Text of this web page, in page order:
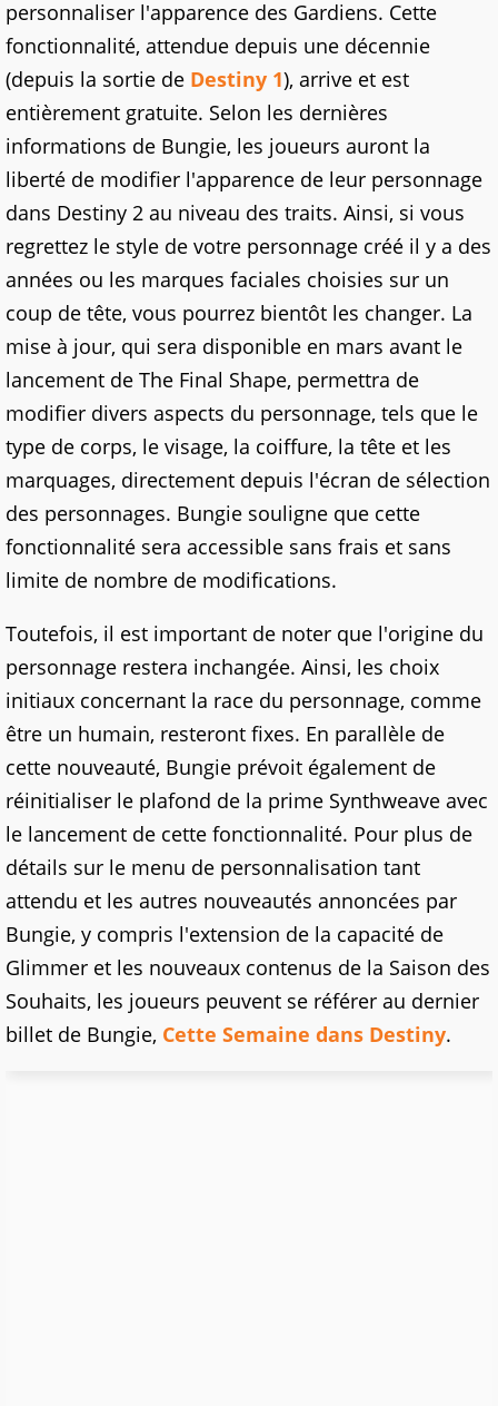
personnaliser l'apparence des Gardiens. Cette
fonctionnalité, attendue depuis une décennie
(depuis la sortie de Destiny 1), arrive et est
entièrement gratuite. Selon les dernières
informations de Bungie, les joueurs auront la
liberté de modifier l'apparence de leur personnage
dans Destiny 2 au niveau des traits. Ainsi, si vous
regrettez le style de votre personnage créé il y a des
années ou les marques faciales choisies sur un
coup de tête, vous pourrez bientôt les changer. La
mise à jour, qui sera disponible en mars avant le
lancement de The Final Shape, permettra de
modifier divers aspects du personnage, tels que le
type de corps, le visage, la coiffure, la tête et les
marquages, directement depuis l'écran de sélection
des personnages. Bungie souligne que cette
fonctionnalité sera accessible sans frais et sans
limite de nombre de modifications.
Toutefois, il est important de noter que l'origine du
personnage restera inchangée. Ainsi, les choix
initiaux concernant la race du personnage, comme
être un humain, resteront fixes. En parallèle de
cette nouveauté, Bungie prévoit également de
réinitialiser le plafond de la prime Synthweave avec
le lancement de cette fonctionnalité. Pour plus de
détails sur le menu de personnalisation tant
attendu et les autres nouveautés annoncées par
Bungie, y compris l'extension de la capacité de
Glimmer et les nouveaux contenus de la Saison des
Souhaits, les joueurs peuvent se référer au dernier
billet de Bungie, Cette Semaine dans Destiny.